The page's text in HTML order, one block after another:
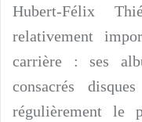
Hubert-Félix
relativement
carrière : ses
consacrés
régulièrement